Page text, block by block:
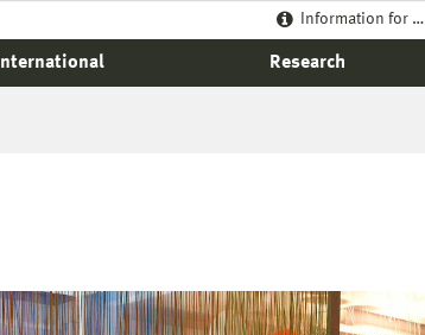
Information for …
International Research